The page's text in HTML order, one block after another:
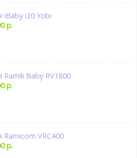
iBaby i20 Yobi
р.
Ramili Baby RV1800
р.
Ramicom VRC400
р.